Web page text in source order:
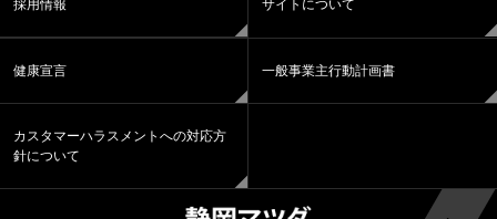
採用情報 サイトについて
健康宣言 一般事業主行動計画書
カスタマーハラスメントへの対応方
針について